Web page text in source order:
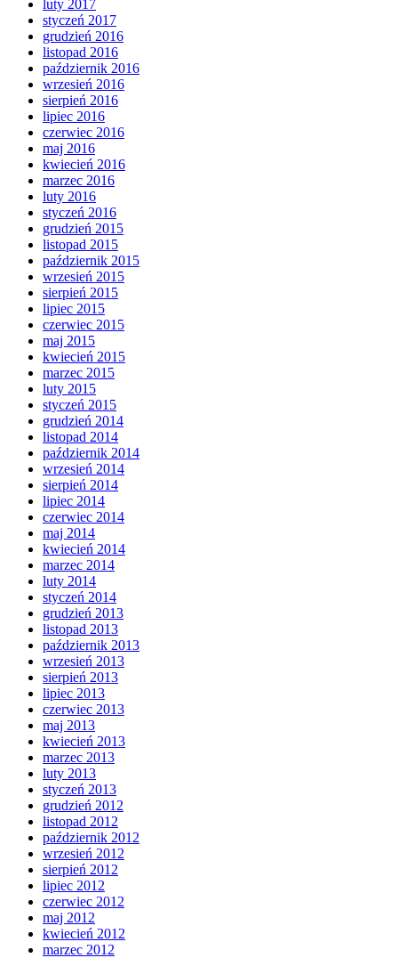
luty 2017
styczeń 2017
grudzień 2016
listopad 2016
październik 2016
wrzesień 2016
sierpień 2016
lipiec 2016
czerwiec 2016
maj 2016
kwiecień 2016
marzec 2016
luty 2016
styczeń 2016
grudzień 2015
listopad 2015
październik 2015
wrzesień 2015
sierpień 2015
lipiec 2015
czerwiec 2015
maj 2015
kwiecień 2015
marzec 2015
luty 2015
styczeń 2015
grudzień 2014
listopad 2014
październik 2014
wrzesień 2014
sierpień 2014
lipiec 2014
czerwiec 2014
maj 2014
kwiecień 2014
marzec 2014
luty 2014
styczeń 2014
grudzień 2013
listopad 2013
październik 2013
wrzesień 2013
sierpień 2013
lipiec 2013
czerwiec 2013
maj 2013
kwiecień 2013
marzec 2013
luty 2013
styczeń 2013
grudzień 2012
listopad 2012
październik 2012
wrzesień 2012
sierpień 2012
lipiec 2012
czerwiec 2012
maj 2012
kwiecień 2012
marzec 2012